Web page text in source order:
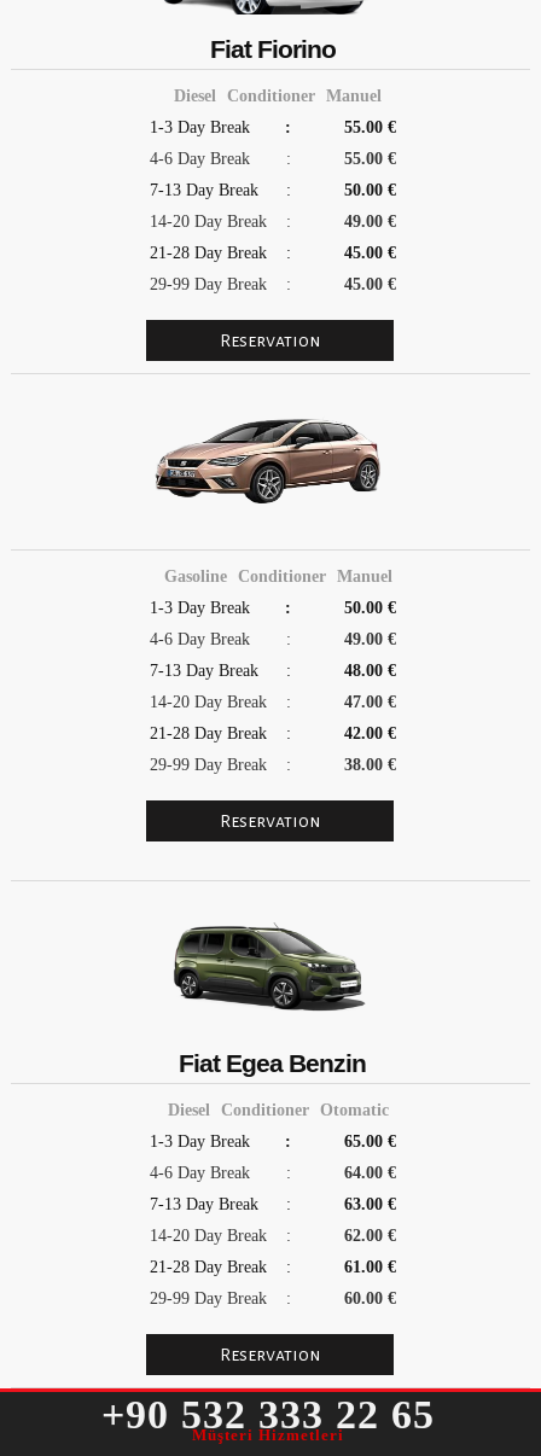
Fiat Fiorino
Diesel Conditioner
Manuel
1-3 Day Break
:
55.00 €
4-6 Day Break
:
55.00 €
7-13 Day Break
:
50.00 €
14-20 Day Break
:
49.00 €
21-28 Day Break
:
45.00 €
29-99 Day Break
: 45.00 €
Gasoline Conditioner
Manuel
1-3 Day Break
:
50.00 €
4-6 Day Break
:
49.00 €
7-13 Day Break
:
48.00 €
14-20 Day Break
:
47.00 €
21-28 Day Break
:
42.00 €
29-99 Day Break
: 38.00 €
Fiat Egea Benzin
Diesel Conditioner
Otomatic
1-3 Day Break
:
65.00 €
4-6 Day Break
:
64.00 €
7-13 Day Break
:
63.00 €
14-20 Day Break
:
62.00 €
21-28 Day Break
:
61.00 €
29-99 Day Break
: 60.00 €
+90 532 333 22 65
Müşteri Hizmetleri